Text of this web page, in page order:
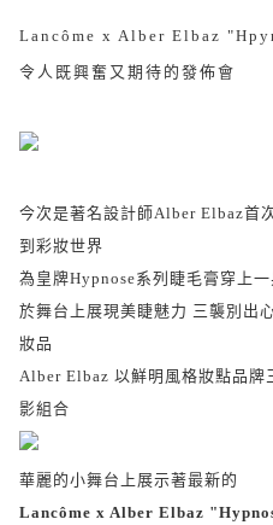
Lancôme x Alber Elbaz
令人既興奮又期待的發佈會
今次是著名設計師Alber Elbaz首
到彩妝世界
為皇牌Hypnose系列睫毛膏穿上
於舞台上展現美睫魅力 三襲別出
妝品
Alber Elbaz 以鮮明風格妝點品牌
影組合
華麗的小舞台上展示著最新的
Lancôme x Alber Elbaz